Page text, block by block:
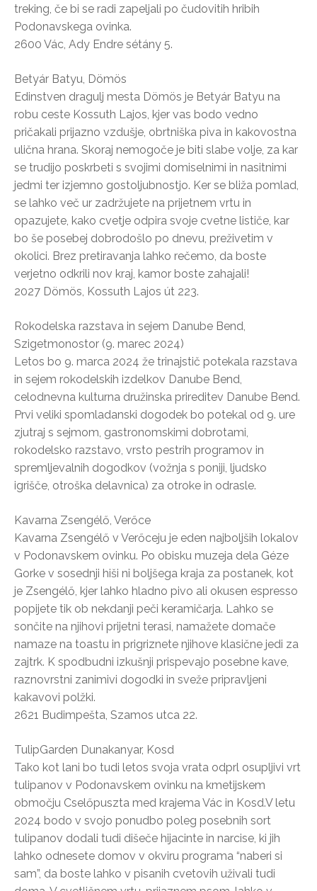
treking, če bi se radi zapeljali po čudovitih hribih
Podonavskega ovinka.
2600 Vác, Ady Endre sétány 5.
Betyár Batyu, Dömös
Edinstven dragulj mesta Dömös je Betyár Batyu na
robu ceste Kossuth Lajos, kjer vas bodo vedno
pričakali prijazno vzdušje, obrtniška piva in kakovostna
ulična hrana. Skoraj nemogoče je biti slabe volje, za kar
se trudijo poskrbeti s svojimi domiselnimi in nasitnimi
jedmi ter izjemno gostoljubnostjo. Ker se bliža pomlad,
se lahko več ur zadržujete na prijetnem vrtu in
opazujete, kako cvetje odpira svoje cvetne lističe, kar
bo še posebej dobrodošlo po dnevu, preživetim v
okolici. Brez pretiravanja lahko rečemo, da boste
verjetno odkrili nov kraj, kamor boste zahajali!
2027 Dömös, Kossuth Lajos út 223.
Rokodelska razstava in sejem Danube Bend,
Szigetmonostor (9. marec 2024)
Letos bo 9. marca 2024 že trinajstič potekala razstava
in sejem rokodelskih izdelkov Danube Bend,
celodnevna kulturna družinska prireditev Danube Bend.
Prvi veliki spomladanski dogodek bo potekal od 9. ure
zjutraj s sejmom, gastronomskimi dobrotami,
rokodelsko razstavo, vrsto pestrih programov in
spremljevalnih dogodkov (vožnja s poniji, ljudsko
igrišče, otroška delavnica) za otroke in odrasle.
Kavarna Zsengélő, Verőce
Kavarna Zsengélő v Verőceju je eden najboljših lokalov
v Podonavskem ovinku. Po obisku muzeja dela Géze
Gorke v sosednji hiši ni boljšega kraja za postanek, kot
je Zsengélő, kjer lahko hladno pivo ali okusen espresso
popijete tik ob nekdanji peči keramičarja. Lahko se
sončite na njihovi prijetni terasi, namažete domače
namaze na toastu in prigriznete njihove klasične jedi za
zajtrk. K spodbudni izkušnji prispevajo posebne kave,
raznovrstni zanimivi dogodki in sveže pripravljeni
kakavovi polžki.
2621 Budimpešta, Szamos utca 22.
TulipGarden Dunakanyar, Kosd
Tako kot lani bo tudi letos svoja vrata odprl osupljivi vrt
tulipanov v Podonavskem ovinku na kmetijskem
območju Cselőpuszta med krajema Vác in Kosd.V letu
2024 bodo v svojo ponudbo poleg posebnih sort
tulipanov dodali tudi dišeče hijacinte in narcise, ki jih
lahko odnesete domov v okviru programa “naberi si
sam”, da boste lahko v pisanih cvetovih uživali tudi